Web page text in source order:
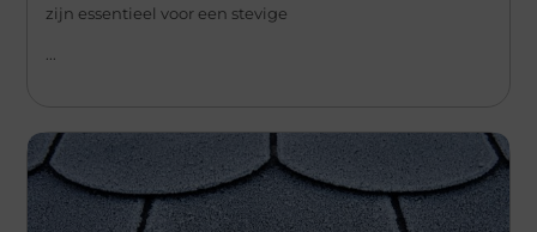
zijn essentieel voor een stevige